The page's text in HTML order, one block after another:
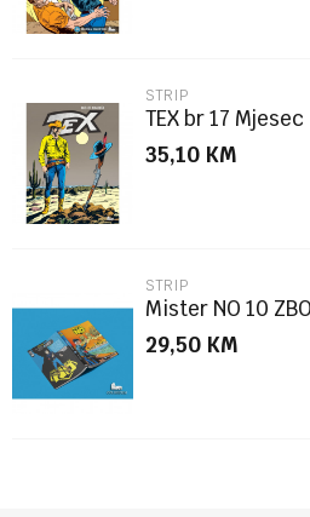
POŠALJI
STRIP
TEX br 17
35,10 KM
STRIP
Mister NO 10
29,50 KM